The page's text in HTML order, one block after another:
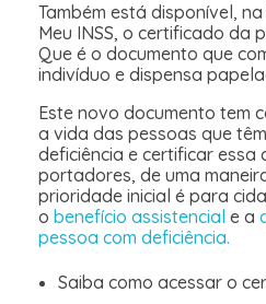
Também está disponível,
Meu INSS, o certificado da
Que é o documento que
indivíduo e dispensa
Este novo documento tem
a vida das pessoas que
deficiência e certificar essa
portadores, de uma
prioridade inicial é para
o benefício assistencial e a
pessoa com deficiência.
Saiba como acessar o